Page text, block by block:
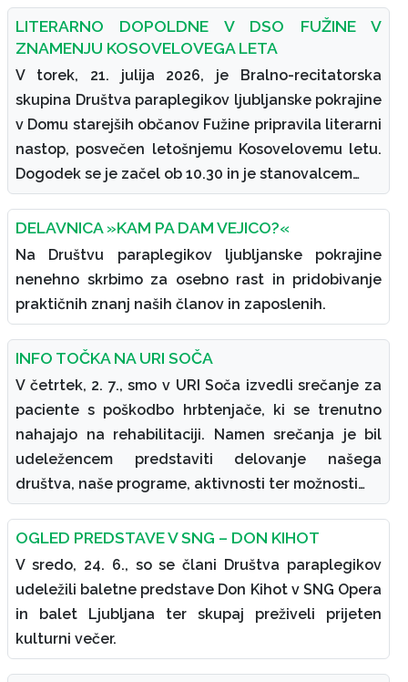
LITERARNO DOPOLDNE V DSO FUŽINE V
ZNAMENJU KOSOVELOVEGA LETA
V torek, 21. julija 2026, je Bralno-recitatorska
skupina Društva paraplegikov ljubljanske pokrajine
v Domu starejših občanov Fužine pripravila literarni
nastop, posvečen letošnjemu Kosovelovemu letu.
Dogodek se je začel ob 10.30 in je stanovalcem…
DELAVNICA »KAM PA DAM VEJICO?«
Na Društvu paraplegikov ljubljanske pokrajine
nenehno skrbimo za osebno rast in pridobivanje
praktičnih znanj naših članov in zaposlenih.
INFO TOČKA NA URI SOČA
V četrtek, 2. 7., smo v URI Soča izvedli srečanje za
paciente s poškodbo hrbtenjače, ki se trenutno
nahajajo na rehabilitaciji. Namen srečanja je bil
udeležencem predstaviti delovanje našega
društva, naše programe, aktivnosti ter možnosti…
OGLED PREDSTAVE V SNG – DON KIHOT
V sredo, 24. 6., so se člani Društva paraplegikov
udeležili baletne predstave Don Kihot v SNG Opera
in balet Ljubljana ter skupaj preživeli prijeten
kulturni večer.